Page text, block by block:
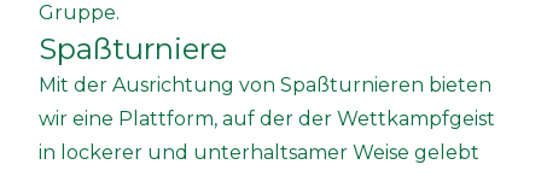
Gruppe.
Spaßturniere
Mit der Ausrichtung von Spaßturnieren bieten
wir eine Plattform, auf der der Wettkampfgeist
in lockerer und unterhaltsamer Weise gelebt